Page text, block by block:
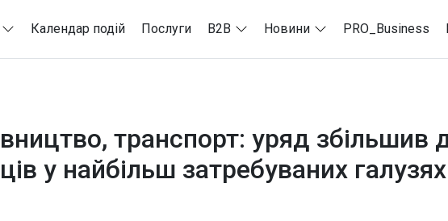
Календар подій Послуги B2B Новини PRO_Business
транспорт: уряд збільшив
у найбільш затребуваних галузях